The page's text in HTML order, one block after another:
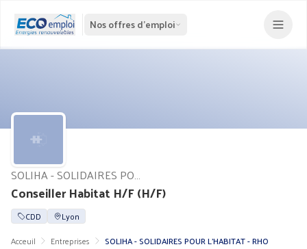
Nos offres d'emploi
Conseiller Habitat H/F (H/F)
SOLIHA - SOLIDAIRES POUR L'HABITAT - RHO
CDD
Lyon
Acceuil
Entreprises SOLIHA - SOLIDAIRES POUR L'HABITAT - RHO